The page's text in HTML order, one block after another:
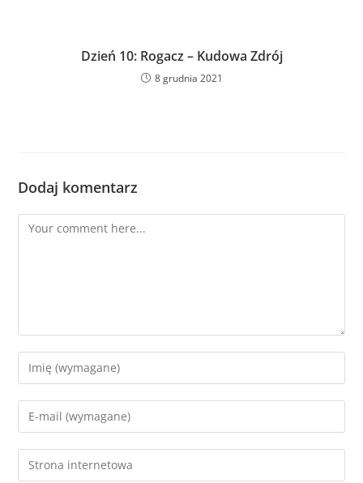
Dzień 10: Rogacz – Kudowa Zdrój
8 grudnia 2021
Dodaj komentarz